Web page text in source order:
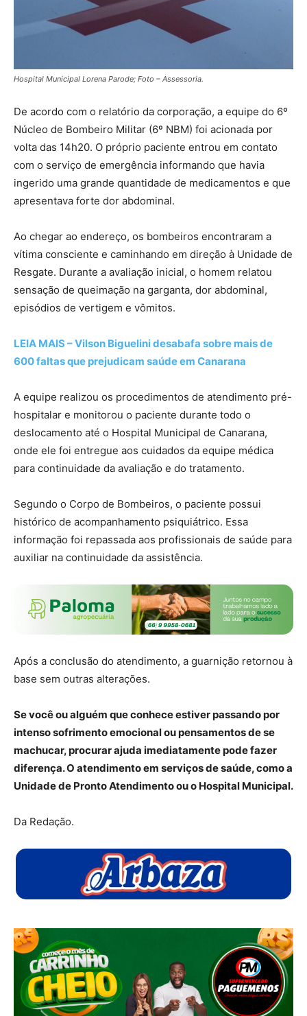
Hospital Municipal Lorena Parode; Foto – Assessoria.
De acordo com o relatório da corporação, a equipe do 6º
Núcleo de Bombeiro Militar (6º NBM) foi acionada por
volta das 14h20. O próprio paciente entrou em contato
com o serviço de emergência informando que havia
ingerido uma grande quantidade de medicamentos e que
apresentava forte dor abdominal.
Ao chegar ao endereço, os bombeiros encontraram a
vítima consciente e caminhando em direção à Unidade de
Resgate. Durante a avaliação inicial, o homem relatou
sensação de queimação na garganta, dor abdominal,
episódios de vertigem e vômitos.
LEIA MAIS – Vilson Biguelini desabafa sobre mais de
600 faltas que prejudicam saúde em Canarana
A equipe realizou os procedimentos de atendimento pré-
hospitalar e monitorou o paciente durante todo o
deslocamento até o Hospital Municipal de Canarana,
onde ele foi entregue aos cuidados da equipe médica
para continuidade da avaliação e do tratamento.
Segundo o Corpo de Bombeiros, o paciente possui
histórico de acompanhamento psiquiátrico. Essa
informação foi repassada aos profissionais de saúde para
auxiliar na continuidade da assistência.
Após a conclusão do atendimento, a guarnição retornou à
base sem outras alterações.
Se você ou alguém que conhece estiver passando por
intenso sofrimento emocional ou pensamentos de se
machucar, procurar ajuda imediatamente pode fazer
diferença. O atendimento em serviços de saúde, como a
Unidade de Pronto Atendimento ou o Hospital Municipal.
Da Redação.